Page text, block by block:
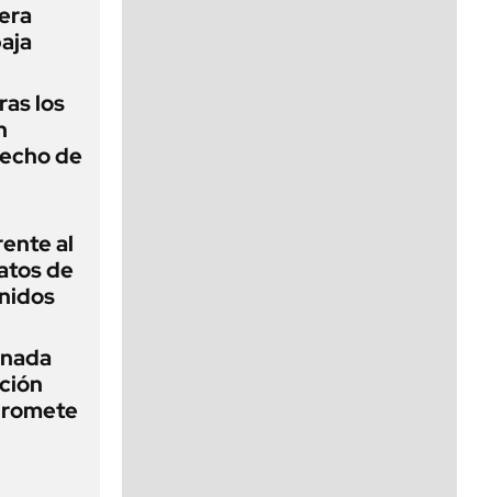
los
de
al
de